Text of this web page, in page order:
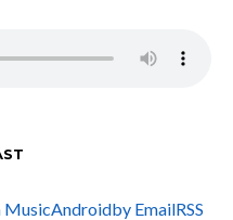
MusicAndroidby EmailRSS